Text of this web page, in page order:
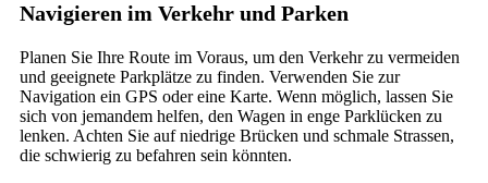
Navigieren im Verkehr und Parken
Planen Sie Ihre Route im Voraus, um den Verkehr zu vermeiden
und geeignete Parkplätze zu finden. Verwenden Sie zur
Navigation ein GPS oder eine Karte. Wenn möglich, lassen Sie
sich von jemandem helfen, den Wagen in enge Parklücken zu
lenken. Achten Sie auf niedrige Brücken und schmale Strassen,
die schwierig zu befahren sein könnten.